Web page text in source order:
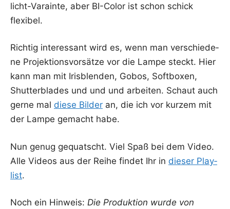
licht-Varain­te, aber BI-Color ist schon schick
flexibel.
Rich­tig inter­es­sant wird es, wenn man ver­schie­de­
ne Pro­jek­ti­ons­vor­sät­ze vor die Lam­pe steckt. Hier
kann man mit Iris­blen­den, Gobos, Soft­bo­xen,
Shut­ter­blades und und und arbei­ten. Schaut auch
ger­ne mal die­se Bil­der an, die ich vor kur­zem mit
der Lam­pe gemacht habe.
Nun genug gequatscht. Viel Spaß bei dem Video.
Alle Vide­os aus der Rei­he fin­det Ihr in die­ser Play­
list.
Noch ein Hin­weis: Die Pro­duk­ti­on wur­de von